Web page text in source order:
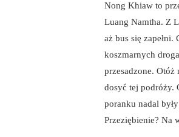
Nong Khiaw to
Luang Namtha. Z
aż bus się
koszmarnych
przesadzone. Otóż
dosyć tej podróży.
poranku nadal
Przeziębienie? Na